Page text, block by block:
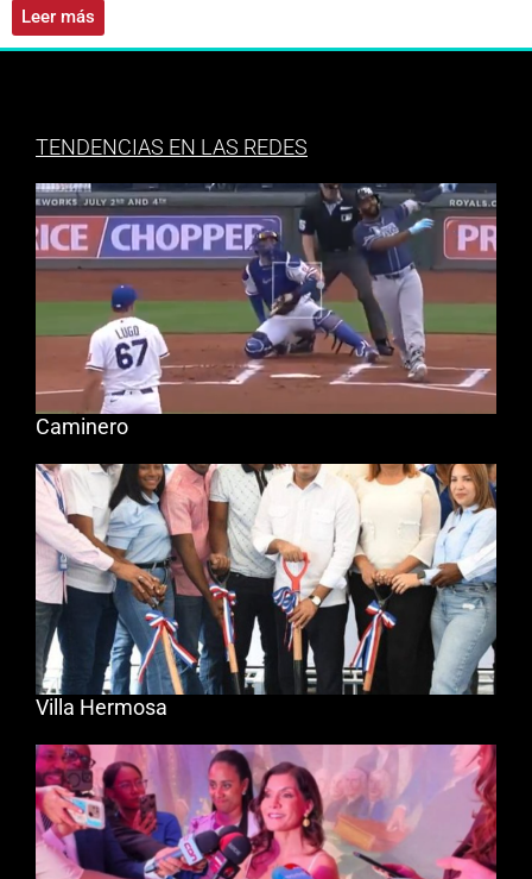
Leer más
TENDENCIAS EN LAS REDES
Caminero
Villa Hermosa